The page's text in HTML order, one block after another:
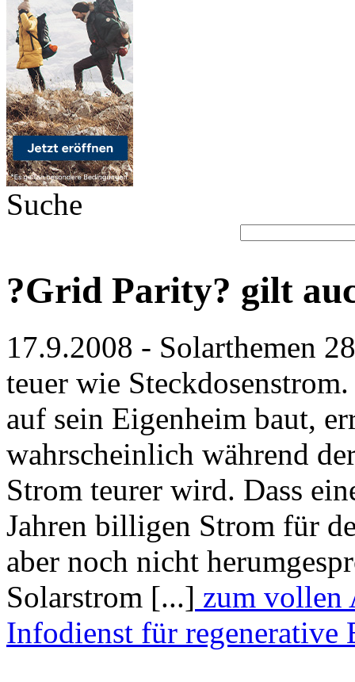
Suche
?Grid Parity? gilt
17.9.2008 - Solarthemen
teuer wie
auf sein Eigenheim baut,
wahrscheinlich während
Strom teurer wird. Dass
Jahren billigen Strom für
aber noch nicht
Solarstrom [...] zum vollen
Infodienst für regenerative